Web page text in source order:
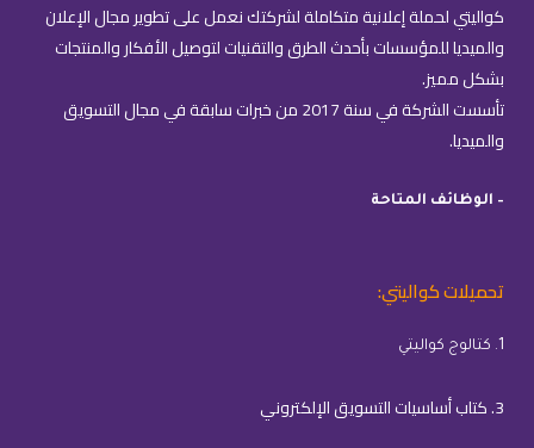
كواليتي لحملة إعلانية متكاملة لشركتك نعمل على تطوير مجال الإعلان
والميديا للمؤسسات بأحدث الطرق والتقنيات لتوصيل الأفكار والمنتجات
بشكل مميز.
تأسست الشركة في سنة 2017 من خبرات سابقة في مجال التسويق
والميديا.
– الوظائف المتاحة
تحميلات كواليتي:
1. كتالوج كواليتي
3. كتاب أساسيات التسويق الإلكتروني